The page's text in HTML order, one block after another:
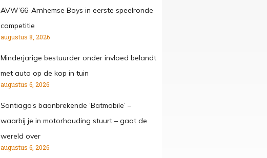
AVW’66-Arnhemse Boys in eerste speelronde
competitie
augustus 8, 2026
Minderjarige bestuurder onder invloed belandt
met auto op de kop in tuin
augustus 6, 2026
Santiago’s baanbrekende ‘Batmobile’ –
waarbij je in motorhouding stuurt – gaat de
wereld over
augustus 6, 2026